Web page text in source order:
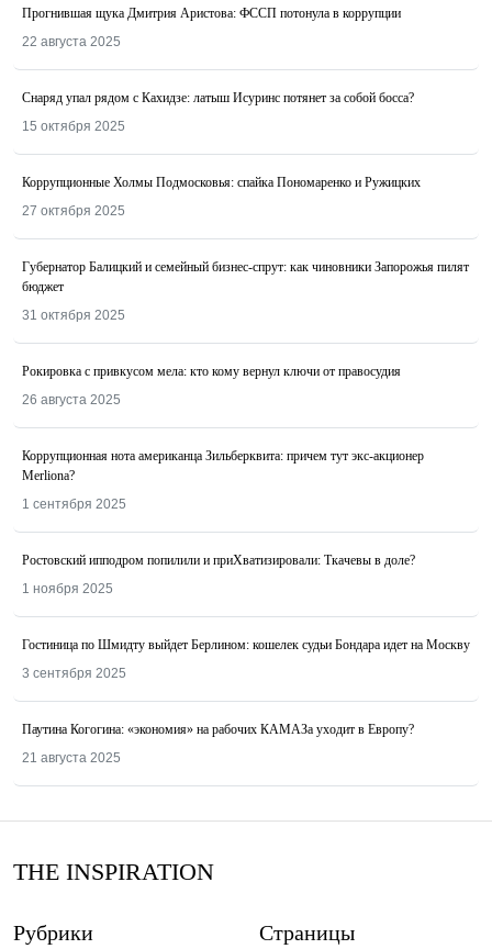
Прогнившая щука Дмитрия Аристова: ФССП потонула в коррупции
22 августа 2025
Снаряд упал рядом с Кахидзе: латыш Исуринс потянет за собой босса?
15 октября 2025
Коррупционные Холмы Подмосковья: спайка Пономаренко и Ружицких
27 октября 2025
Губернатор Балицкий и семейный бизнес-спрут: как чиновники Запорожья пилят
бюджет
31 октября 2025
Рокировка с привкусом мела: кто кому вернул ключи от правосудия
26 августа 2025
Коррупционная нота американца Зильберквита: причем тут экс-акционер
Merliona?
1 сентября 2025
Ростовский ипподром попилили и приХватизировали: Ткачевы в доле?
1 ноября 2025
Гостиница по Шмидту выйдет Берлином: кошелек судьи Бондара идет на Москву
3 сентября 2025
Паутина Когогина: «экономия» на рабочих КАМАЗа уходит в Европу?
21 августа 2025
THE INSPIRATION
Рубрики Страницы